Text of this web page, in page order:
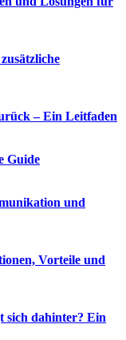
– Ein Leitfaden
Guide
und
Vorteile und
sich dahinter? Ein